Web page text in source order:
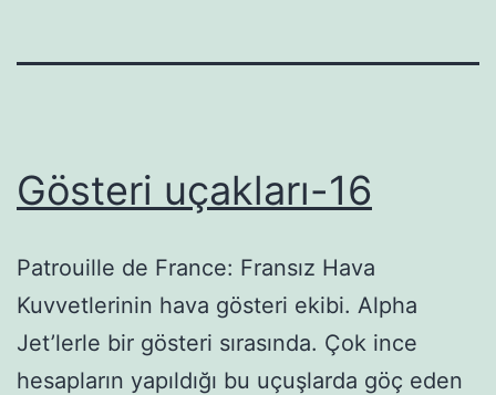
Gösteri uçakları-16
Patrouille de France: Fransız Hava
Kuvvetlerinin hava gösteri ekibi. Alpha
Jet’lerle bir gösteri sırasında. Çok ince
hesapların yapıldığı bu uçuşlarda göç eden